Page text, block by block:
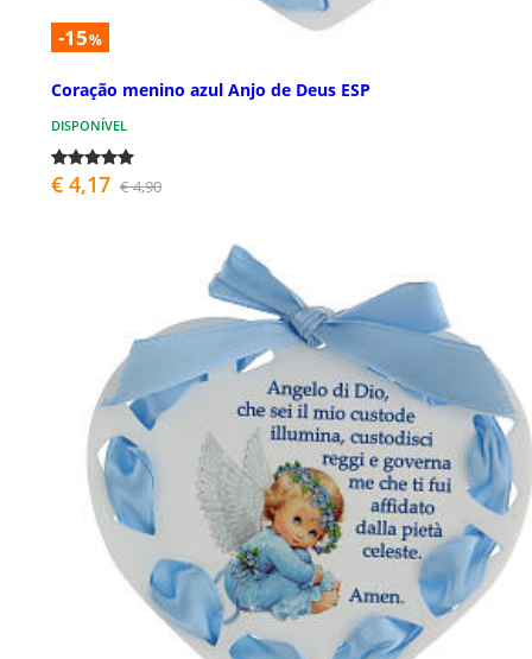
-15%
Coração menino azul Anjo de Deus ESP
DISPONÍVEL
€ 4,17 € 4,90